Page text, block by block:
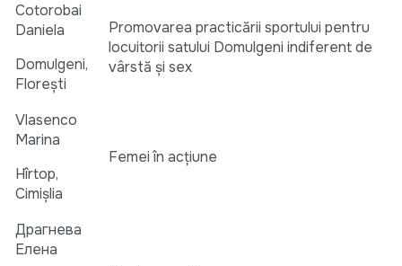
Cotorobai
Daniela
Domulgeni,
Florești
Promovarea practicării sportului pentru
locuitorii satului Domulgeni indiferent de
vârstă și sex
Vlasenco
Marina
Hîrtop,
Cimișlia
Femei în acțiune
Драгнева
Елена